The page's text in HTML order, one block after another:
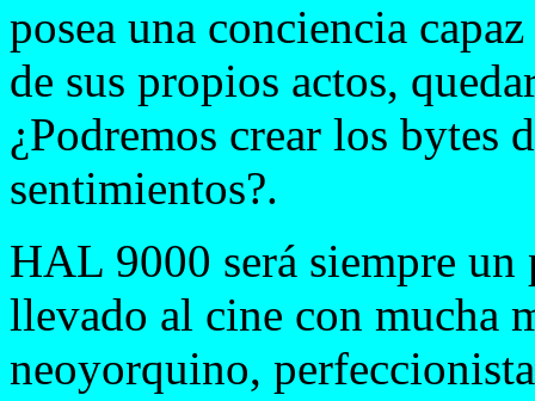
posea una conciencia
de sus propios actos,
¿Podremos crear los bytes
sentimientos?.
HAL 9000 será siempre
llevado al cine con mucha
neoyorquino,